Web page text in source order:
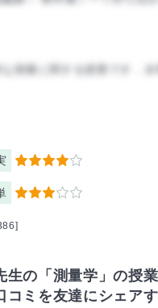
な測量に関する授業です．水
4
3
生の「測量学」の授業
コミを友達にシェア